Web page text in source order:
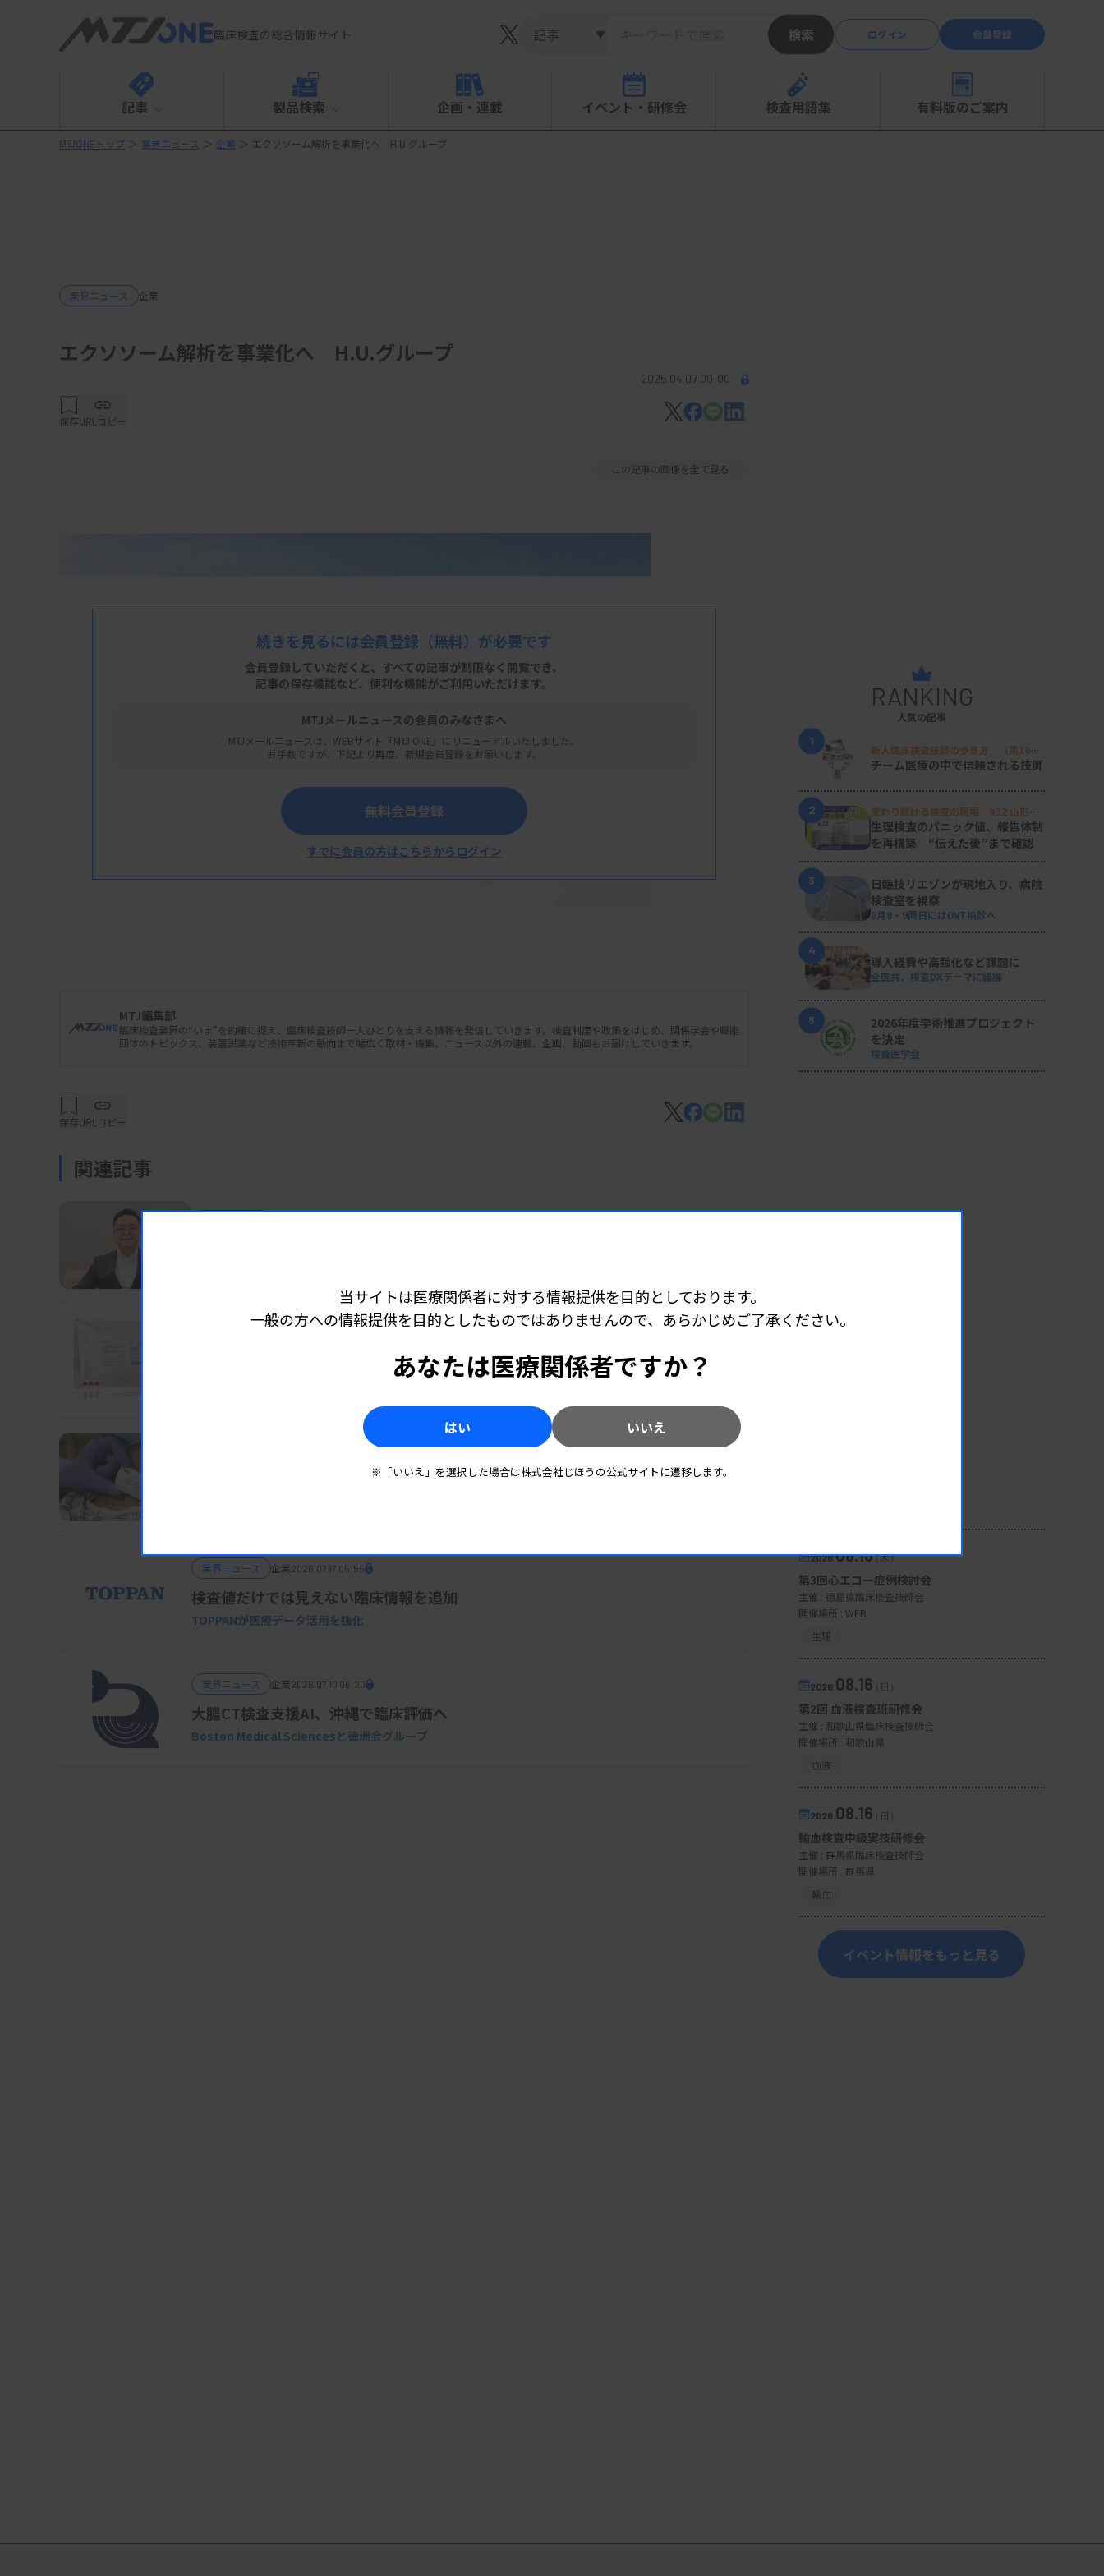
臨床検査の総合情報サイト ▼ 検索 ログイン 会員登録
記事 製品検索 企画・連載 イベント・研修会 検査用語集 有料版のご案内
MTJONEトップ ＞ 業界ニュース ＞ 企業 ＞ エクソソーム解析を事業化へ H.U.グループ
業界ニュース 企業
エクソソーム解析を事業化へ H.U.グループ
2025.04.07 00:00
保存URLコピー
この記事の画像を全て見る
開発したエクソソーム（細胞外小胞）の回収・解析技術「EViSTEP」をグループ会社の
H.U.セルズに技術移管し、事業化の取り組みを開始したと発表した。H.U.セルズは2025年
新たなサービスでは、EViSTEPを用いて血液や体液、培養上清に含まれるエクソソーム
L2400」によるエクソソーム定量、核酸などの定量解析サービスも提供する。
続きを見るには会員登録 （無料）が必要です
会員登録していただくと、すべての記事が制限なく閲覧でき、
記事の保存機能など、便利な機能がご利用いただけます。
MTJメールニュースの会員のみなさまへ
MTJメールニュースは、WEBサイト「MTJ ONE」にリニューアルいたしました。
お手数ですが、下記より再度、新規会員登録をお願いします。
無料会員登録
すでに会員の方はこちらからログイン
MTJ編集部
臨床検査業界の“いま”を的確に捉え、臨床検査技師一人ひとりを支える情報を発信していきます。検査制度や政策をはじめ、関係学会や職能
団体のトピックス、装置試薬など技術革新の動向まで幅広く取材・編集。ニュース以外の連載、企画、動画もお届けしていきます。
保存URLコピー
関連記事
【新製品】「Ampdirect 感染性ぶどう膜炎病原体検出キット」
デンカ、血流測定ウエアラブル開発企業に出資
業界ニュース 企業2026.07.17 05:55
検査値だけでは見えない臨床情報を追加
TOPPANが医療データ活用を強化
業界ニュース 企業2026.07.10 06:20
大腸CT検査支援AI、沖縄で臨床評価へ
Boston Medical Sciencesと徳洲会グループ
RANKING
人気の記事
1
新人臨床検査技師の歩き方 ［第16
回］
チーム医療の中で信頼される技師
2
変わり続ける検査の現場 #32 山形済
生病院
生理検査のパニック値、報告体制
を再構築 “伝えた後”まで確認
3
日臨技リエゾンが現地入り、病院
検査室を視察
8月8・9両日にはDVT検診へ
4
導入経費や高齢化など課題に
全医共、検査DXテーマに議論
5
2026年度学術推進プロジェクト
を決定
検査医学会
2026.08.13（木）
第3回心エコー症例検討会
主催 : 徳島県臨床検査技師会
開催場所 : WEB
生理
2026. 08.16（日）
第2回 血液検査班研修会
主催 : 和歌山県臨床検査技師会
開催場所 : 和歌山県
血液
2026. 08.16（日）
輸血検査中級実技研修会
主催 : 群馬県臨床検査技師会
開催場所 : 群馬県
輸血
イベント情報をもっと見る
当サイトは医療関係者に対する情報提供を目的としております。
一般の方への情報提供を目的としたものではありませんので、あらかじめご了承ください。
あなたは医療関係者ですか？
はい いいえ
※「いいえ」を選択した場合は株式会社じほうの公式サイトに遷移します。